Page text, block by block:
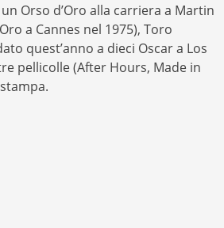
Orso d’Oro alla carriera a Martin
a Cannes nel 1975), Toro
quest’anno a dieci Oscar a Los
pellicolle (After Hours, Made in